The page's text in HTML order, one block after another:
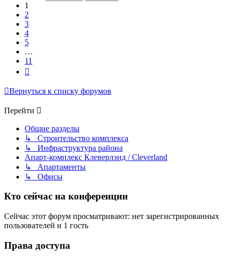
1
2
3
4
5
…
11
Вернуться к списку форумов
Перейти
Общие разделы
↳ Строительство комплекса
↳ Инфраструктура района
Апарт-комплекс Клеверлэнд / Cleverland
↳ Апартаменты
↳ Офисы
Кто сейчас на конференции
Сейчас этот форум просматривают: нет зарегистрированных
пользователей и 1 гость
Права доступа